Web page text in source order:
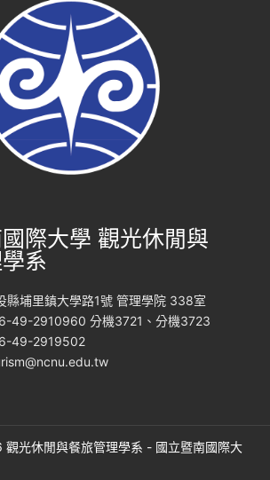
際大學 觀光休閒與
系
縣埔里鎮大學路1號 管理學院 338室
49-2910960 分機3721、分機3723
49-2919502
光休閒與餐旅管理學系 - 國立暨南國際大